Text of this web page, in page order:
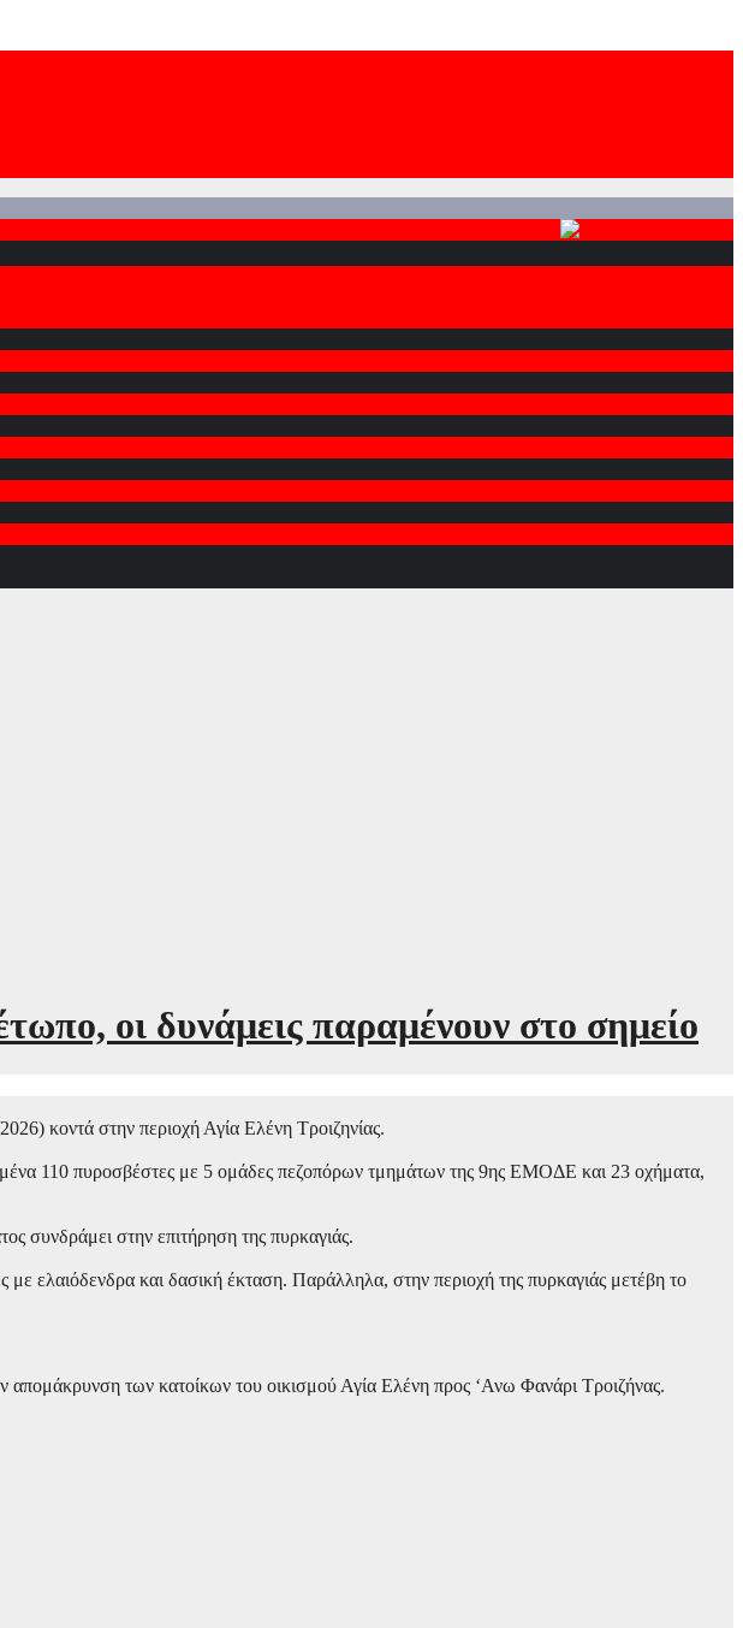
οι δυνάμεις παραμένουν στο σημείο
κοντά στην περιοχή Αγία Ελένη Τροιζηνίας.
110 πυροσβέστες με 5 ομάδες πεζοπόρων τμημάτων της 9ης ΕΜΟΔΕ και 23 οχήματα,
συνδράμει στην επιτήρηση της πυρκαγιάς.
ελαιόδενδρα και δασική έκταση. Παράλληλα, στην περιοχή της πυρκαγιάς μετέβη το
απομάκρυνση των κατοίκων του οικισμού Αγία Ελένη προς ‘Ανω Φανάρι Τροιζήνας.